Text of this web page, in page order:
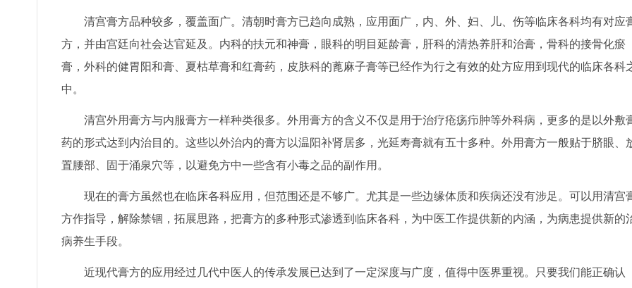
清宫膏方品种较多，覆盖面广。清朝时膏方已趋向成熟，应用面广，内、外、妇、儿、伤等临床各科均有对应
方，并由宫廷向社会达官延及。内科的扶元和神膏，眼科的明目延龄膏，肝科的清热养肝和治膏，骨科的接骨化瘀
膏，外科的健胃阳和膏、夏枯草膏和红膏药，皮肤科的蓖麻子膏等已经作为行之有效的处方应用到现代的临床各科
中。
清宫外用膏方与内服膏方一样种类很多。外用膏方的含义不仅是用于治疗疮疡疖肿等外科病，更多的是以外敷
药的形式达到内治目的。这些以外治内的膏方以温阳补肾居多，光延寿膏就有五十多种。外用膏方一般贴于脐眼、
置腰部、固于涌泉穴等，以避免方中一些含有小毒之品的副作用。
现在的膏方虽然也在临床各科应用，但范围还是不够广。尤其是一些边缘体质和疾病还没有涉足。可以用清宫
方作指导，解除禁锢，拓展思路，把膏方的多种形式渗透到临床各科，为中医工作提供新的内涵，为病患提供新的
病养生手段。
近现代膏方的应用经过几代中医人的传承发展已达到了一定深度与广度，值得中医界重视。只要我们能正确认